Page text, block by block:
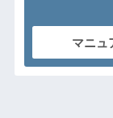
マニュ